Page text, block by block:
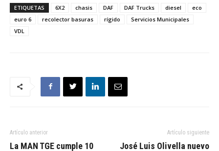
ETIQUETAS 6X2 chasis DAF DAF Trucks diesel
eco
euro 6
recolector basuras rígido
Servicios Municipales
VDL
Artículo anterior
La MAN TGE cumple 10
Artículo siguiente
José Luis Olivella nuevo